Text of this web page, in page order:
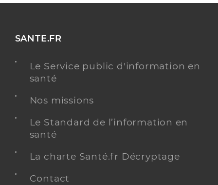
SANTE.FR
Le Service public d'information en
santé
Nos missions
Le Standard de l’information en
santé
La charte Santé.fr Décryptage
Contact